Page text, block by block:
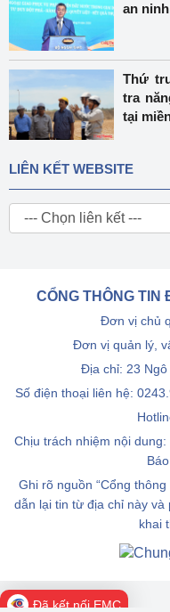
an
Thứ
tra
tại
LIÊN KẾT WEBSITE
CỔNG THÔNG TIN
Đơn vị chủ
Đơn vị quản lý,
Địa chỉ: 23 Ngô
Số điện thoại liên hệ:
Chịu trách nhiệm nội
Ghi rõ nguồn “Cổng
dẫn lại tin từ địa chỉ này
khai
Đã kết nối EMC